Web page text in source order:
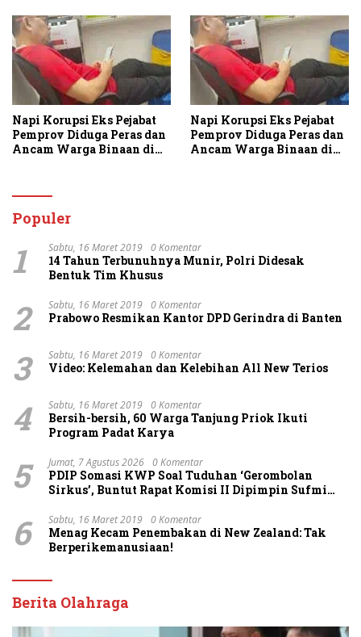
Napi Korupsi Eks Pejabat
Pemprov Diduga Peras dan
Ancam Warga Binaan di
Napi Korupsi Eks Pejabat
Pemprov Diduga Peras dan
Ancam Warga Binaan di
Populer
1 Sabtu, 16 Maret 2019 0 Komentar
14 Tahun Terbunuhnya Munir, Polri Didesak
Bentuk Tim Khusus
2 Sabtu, 16 Maret 2019 0 Komentar
Prabowo Resmikan Kantor DPD Gerindra di Banten
3 Sabtu, 16 Maret 2019 0 Komentar
Video: Kelemahan dan Kelebihan All New Terios
4 Sabtu, 16 Maret 2019 0 Komentar
Bersih-bersih, 60 Warga Tanjung Priok Ikuti
Program Padat Karya
5 Jumat, 7 Agustus 2026 0 Komentar
PDIP Somasi KWP Soal Tuduhan ‘Gerombolan
Sirkus’, Buntut Rapat Komisi II Dipimpin Sufmi
6 Sabtu, 16 Maret 2019 0 Komentar
Menag Kecam Penembakan di New Zealand: Tak
Berperikemanusiaan!
Berita Olahraga